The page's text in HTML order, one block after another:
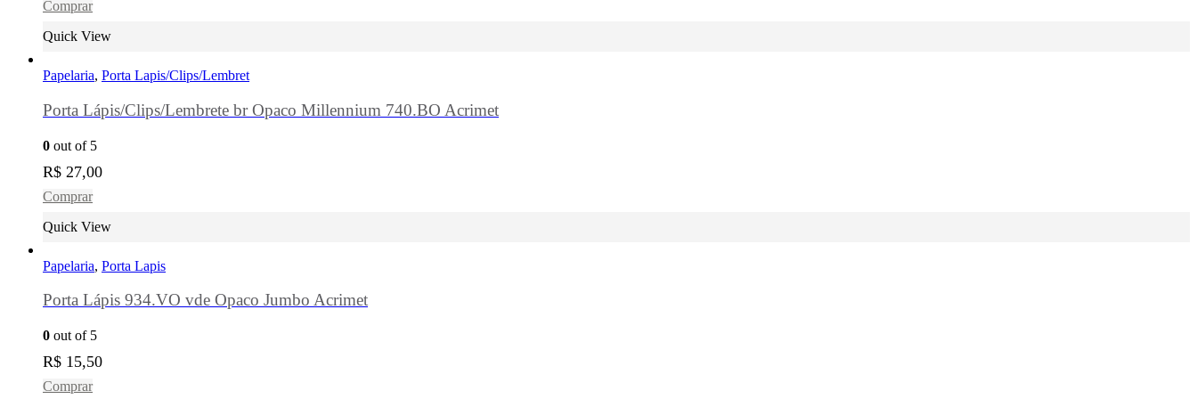
Comprar
Quick View
Papelaria, Porta Lapis/Clips/Lembret
Porta Lápis/Clips/Lembrete br Opaco Millennium 740.BO Acrimet
0 out of 5
R$ 27,00
Comprar
Quick View
Papelaria, Porta Lapis
Porta Lápis 934.VO vde Opaco Jumbo Acrimet
0 out of 5
R$ 15,50
Comprar